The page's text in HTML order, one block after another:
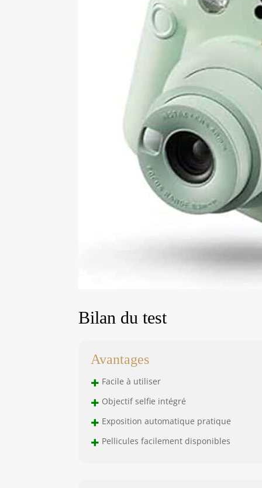
Bilan du test
Avantages
+ Facile à utiliser
+ Objectif selfie intégré
+ Exposition automatique pratique
+ Pellicules facilement disponibles